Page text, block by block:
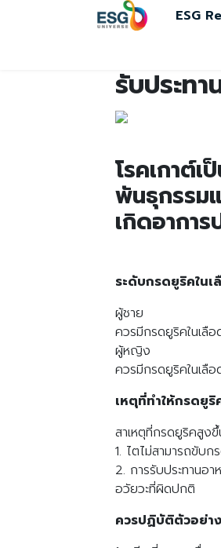
ESG
รับประท
โรคเกาต์
พันธุกรรม
เกิดอากา
ระดับกรดยูริคในเ
ผู้ชาย
ควรมีกรดยูริคในเลื
ผู้หญิง
ควรมีกรดยูริคในเลื
เหตุที่ทำให้กรดยูริ
สาเหตุที่กรดยูริคสูง
1. ไตไม่สามารถขับ
2. การรับประทานอ
อวัยวะที่ผิดปกติ
ควรปฏิบัติตัวอย่า